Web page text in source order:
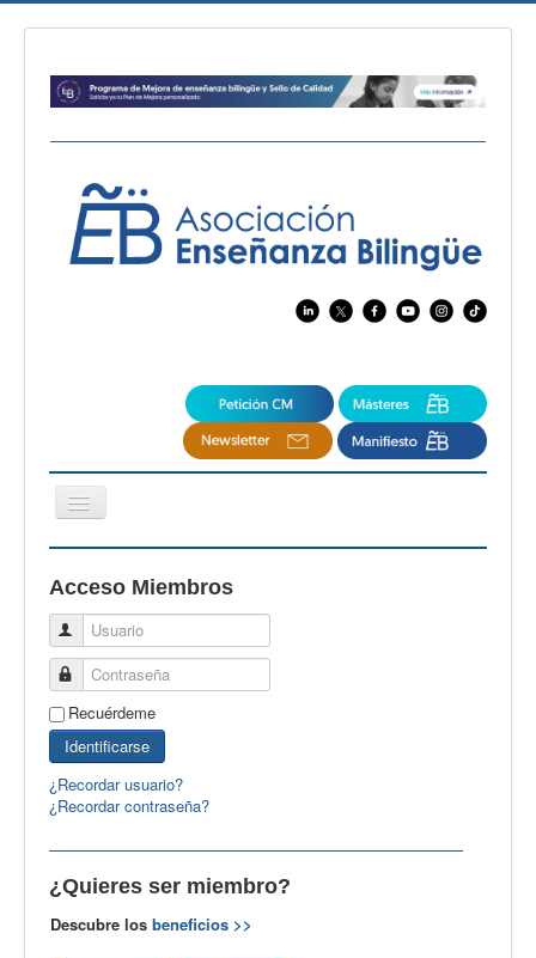
Cambiar
navegación
CertAcleB
Profesores Visitantes
Calidad
Artículos
Recursos
Observatorio EB
CIEB
Contacto
Acceso Miembros
Usuario
Contraseña
Recuérdeme
Identificarse
¿Recordar usuario?
¿Recordar contraseña?
¿Quieres ser miembro?
Descubre los beneficios >>